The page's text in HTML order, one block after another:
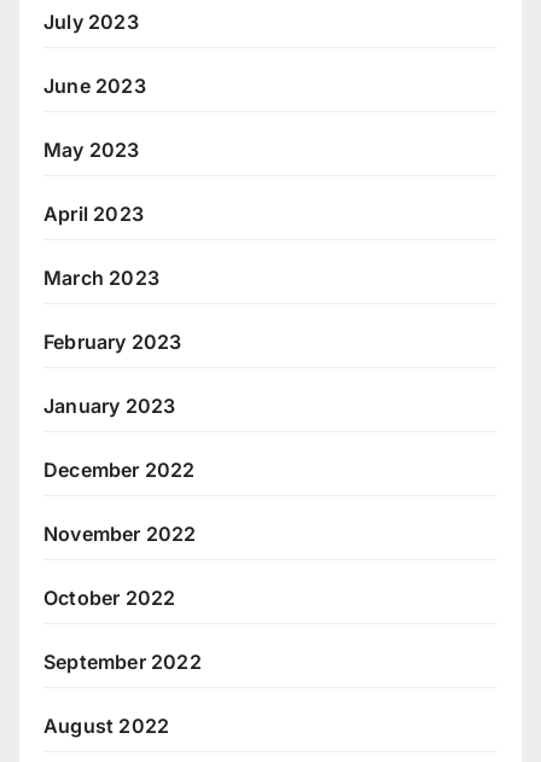
July 2023
June 2023
May 2023
April 2023
March 2023
February 2023
January 2023
December 2022
November 2022
October 2022
September 2022
August 2022